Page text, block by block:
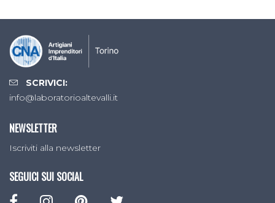
SCRIVICI:
info@laboratorioaltevalli.it
NEWSLETTER
Iscriviti alla newsletter
SEGUICI SUI SOCIAL